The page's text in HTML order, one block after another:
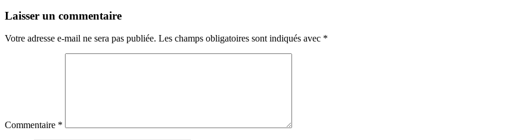
Laisser un commentaire
Votre adresse e-mail ne sera pas publiée. Les champs obligatoires sont indiqués avec *
Commentaire *